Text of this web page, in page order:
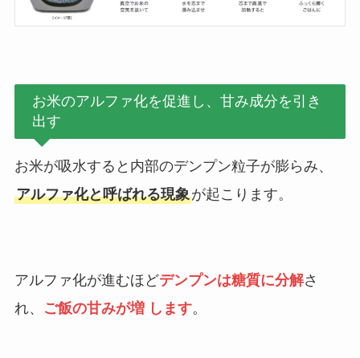
お米のアルファ化を促進し、甘み成分を引き
出す
お米が吸水すると内部のデンプン粒子が膨らみ、
アルファ化と呼ばれる現象が起こります。
アルファ化が進むほどデンプンは糖質に分解さ
れ、
ご飯の甘みが増 します。